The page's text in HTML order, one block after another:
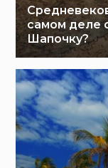
самом деле
Шапочку?